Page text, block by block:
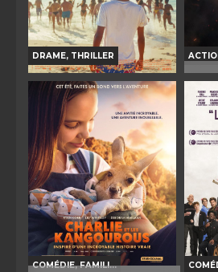
TOUT PUBLIC VF
DRAME, THRILLER
LA CHALEUR
Horaires et Infos
Bande-annonce
Réservation
TOUT PUBLIC VF
INT. -
COMÉDIE, FAMILI...